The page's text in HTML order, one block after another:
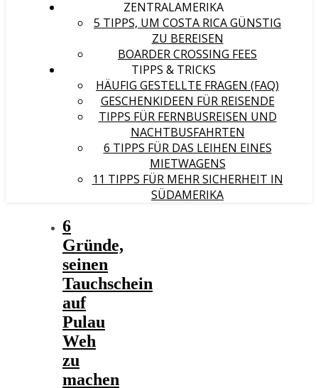
ZENTRALAMERIKA
5 TIPPS, UM COSTA RICA GÜNSTIG
ZU BEREISEN
BOARDER CROSSING FEES
TIPPS & TRICKS
HÄUFIG GESTELLTE FRAGEN (FAQ)
GESCHENKIDEEN FÜR REISENDE
TIPPS FÜR FERNBUSREISEN UND
NACHTBUSFAHRTEN
6 TIPPS FÜR DAS LEIHEN EINES
MIETWAGENS
11 TIPPS FÜR MEHR SICHERHEIT IN
SÜDAMERIKA
6
Gründe,
seinen
Tauchschein
auf
Pulau
Weh
zu
machen